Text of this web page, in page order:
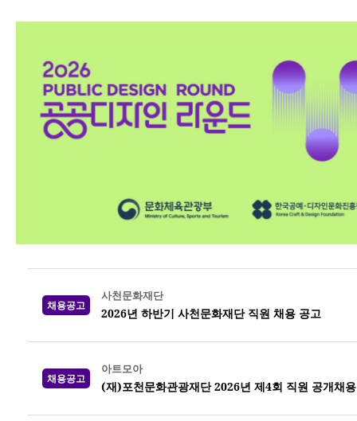
채용공고
사천문화재단
2026년 하반기 사천문화재단 직원 채용 공고
채용공고
아트모아
(재)포천문화관광재단 2026년 제4회 직원 공개채